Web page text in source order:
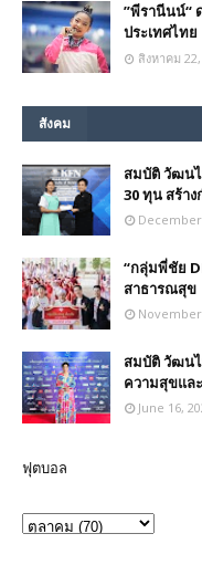
”พีรานีนน์“​
ประเทศไทย
สิงหาคม
สังคม
สมบัติ วัฒน
30 ทุน สร้า
December
“กลุ่มพี่ชัย
สาธารณสุข
November
สมบัติ วัฒน
ความสุขแล
June 16,
ฟุตบอล